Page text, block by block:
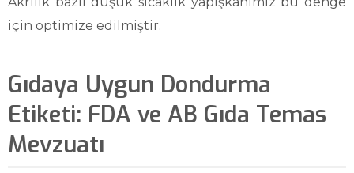
için optimize edilmiştir.
Gıdaya Uygun Dondurma
Etiketi: FDA ve AB Gıda Temas
Mevzuatı